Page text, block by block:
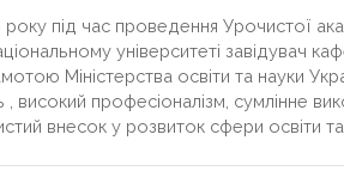
року під час проведення Урочистої
університеті завідувач
Міністерства освіти та науки
, високий професіоналізм, сумлінне
внесок у розвиток сфери освіти та